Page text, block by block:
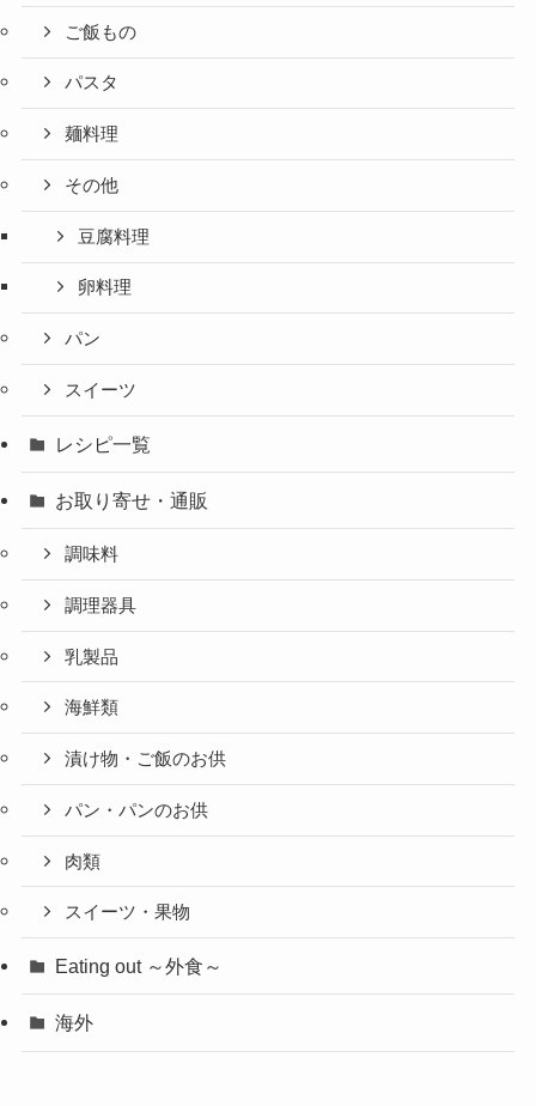
ご飯もの
パスタ
麺料理
その他
豆腐料理
卵料理
パン
スイーツ
レシピ一覧
お取り寄せ・通販
調味料
調理器具
乳製品
海鮮類
漬け物・ご飯のお供
パン・パンのお供
肉類
スイーツ・果物
Eating out ～外食～
海外